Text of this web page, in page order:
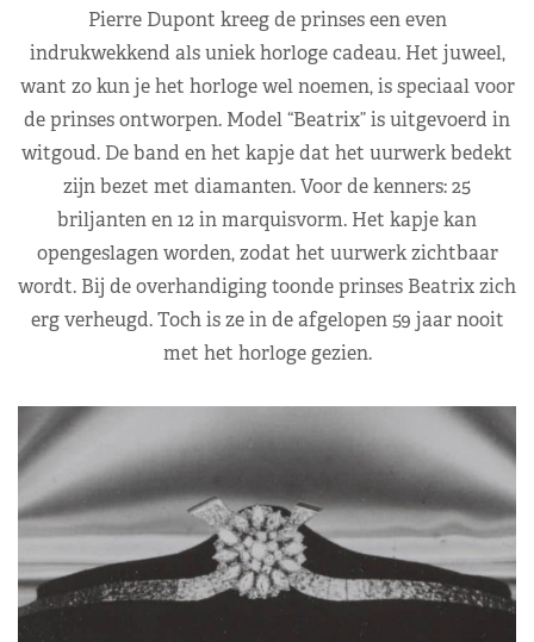
Pierre Dupont kreeg de prinses een even
indrukwekkend als uniek horloge cadeau. Het juweel,
want zo kun je het horloge wel noemen, is speciaal voor
de prinses ontworpen. Model “Beatrix” is uitgevoerd in
witgoud. De band en het kapje dat het uurwerk bedekt
zijn bezet met diamanten. Voor de kenners: 25
briljanten en 12 in marquisvorm. Het kapje kan
opengeslagen worden, zodat het uurwerk zichtbaar
wordt. Bij de overhandiging toonde prinses Beatrix zich
erg verheugd. Toch is ze in de afgelopen 59 jaar nooit
met het horloge gezien.